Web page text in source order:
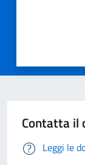
Contatta il
Leggi le